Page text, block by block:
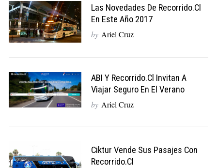
Las Novedades De Recorrido.cl
En Este Año 2017
by Ariel Cruz
ABI Y Recorrido.cl Invitan A
Viajar Seguro En El Verano
by Ariel Cruz
Ciktur Vende Sus Pasajes Con
Recorrido.cl